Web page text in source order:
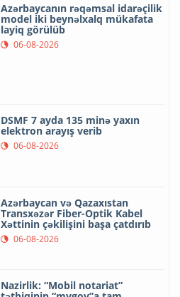
Azərbaycanın rəqəmsal idarəçilik
model iki beynəlxalq mükafata
layiq görülüb
06-08-2026
DSMF 7 ayda 135 minə yaxın
elektron arayış verib
06-08-2026
Azərbaycan və Qazaxıstan
Transxəzər Fiber-Optik Kabel
Xəttinin çəkilişini başa çatdırıb
06-08-2026
Nazirlik: “Mobil notariat”